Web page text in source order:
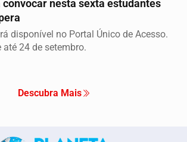
convocar nesta sexta estudantes
disponível no Portal Único de Acesso.
até 24 de setembro.
Descubra Mais